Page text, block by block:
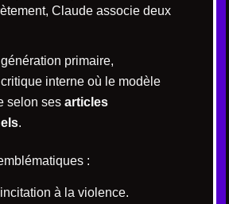
Claude associe deux
primaire,
interne où le modèle
selon ses articles
.
:
à la violence.